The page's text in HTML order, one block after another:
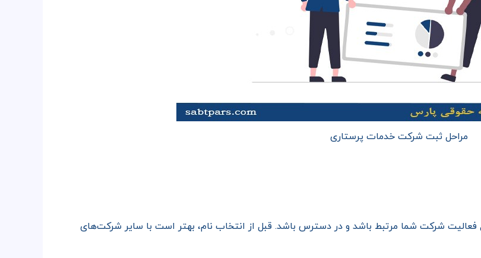
مراحل ثبت شرکت خدمات پرستاری
فعالیت شرکت شما مرتبط باشد و در دسترس باشد. قبل از انتخاب نام، بهتر است با سایر شرکت‌های